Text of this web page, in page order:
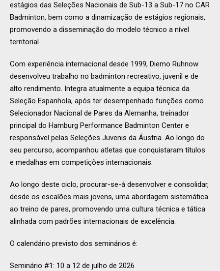
estágios das Seleções Nacionais de Sub-13 a Sub-17 no CAR
Badminton, bem como a dinamização de estágios regionais,
promovendo a disseminação do modelo técnico a nível
territorial.
Com experiência internacional desde 1999, Diemo Ruhnow
desenvolveu trabalho no badminton recreativo, juvenil e de
alto rendimento. Integra atualmente a equipa técnica da
Seleção Espanhola, após ter desempenhado funções como
Selecionador Nacional de Pares da Alemanha, treinador
principal do Hamburg Performance Badminton Center e
responsável pelas Seleções Juvenis da Áustria. Ao longo do
seu percurso, acompanhou atletas que conquistaram títulos
e medalhas em competições internacionais.
Ao longo deste ciclo, procurar-se-á desenvolver e consolidar,
desde os escalões mais jovens, uma abordagem sistemática
ao treino de pares, promovendo uma cultura técnica e tática
alinhada com padrões internacionais de excelência.
O calendário previsto dos seminários é:
Seminário #1: 10 a 12 de julho de 2026